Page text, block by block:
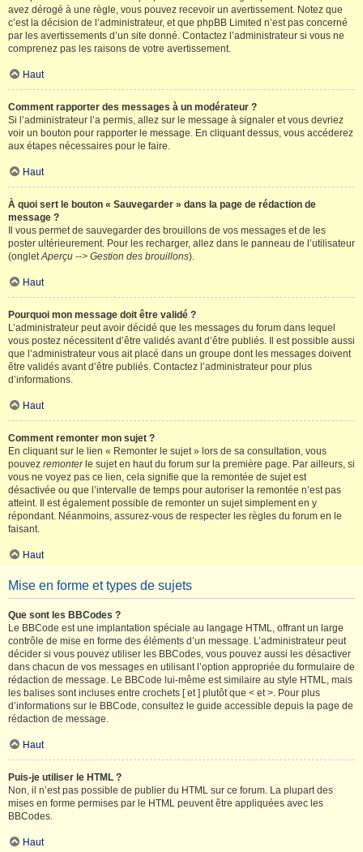
avez dérogé à une règle, vous pouvez recevoir un avertissement. Notez que
c’est la décision de l’administrateur, et que phpBB Limited n’est pas concerné
par les avertissements d’un site donné. Contactez l’administrateur si vous ne
comprenez pas les raisons de votre avertissement.
Haut
Comment rapporter des messages à un modérateur ?
Si l’administrateur l’a permis, allez sur le message à signaler et vous devriez
voir un bouton pour rapporter le message. En cliquant dessus, vous accéderez
aux étapes nécessaires pour le faire.
Haut
À quoi sert le bouton « Sauvegarder » dans la page de rédaction de
message ?
Il vous permet de sauvegarder des brouillons de vos messages et de les
poster ultérieurement. Pour les recharger, allez dans le panneau de l’utilisateur
(ongletAperçu --> Gestion des brouillons).
Haut
Pourquoi mon message doit être validé ?
L’administrateur peut avoir décidé que les messages du forum dans lequel
vous postez nécessitent d’être validés avant d’être publiés. Il est possible aussi
que l’administrateur vous ait placé dans un groupe dont les messages doivent
être validés avant d’être publiés. Contactez l’administrateur pour plus
d’informations.
Haut
Comment remonter mon sujet ?
En cliquant sur le lien « Remonter le sujet » lors de sa consultation, vous
pouvez remonterle sujet en haut du forum sur la première page. Par ailleurs, si
vous ne voyez pas ce lien, cela signifie que la remontée de sujet est
désactivée ou que l’intervalle de temps pour autoriser la remontée n’est pas
atteint. Il est également possible de remonter un sujet simplement en y
répondant. Néanmoins, assurez-vous de respecter les règles du forum en le
faisant.
Haut
Mise en forme et types de sujets
Que sont les BBCodes ?
Le BBCode est une implantation spéciale au langage HTML, offrant un large
contrôle de mise en forme des éléments d’un message. L’administrateur peut
décider si vous pouvez utiliser les BBCodes, vous pouvez aussi les désactiver
dans chacun de vos messages en utilisant l’option appropriée du formulaire de
rédaction de message. Le BBCode lui-même est similaire au style HTML, mais
les balises sont incluses entre crochets [ et ] plutôt que < et >. Pour plus
d’informations sur le BBCode, consultez le guide accessible depuis la page de
rédaction de message.
Haut
Puis-je utiliser le HTML ?
Non, il n’est pas possible de publier du HTML sur ce forum. La plupart des
mises en forme permises par le HTML peuvent être appliquées avec les
BBCodes.
Haut